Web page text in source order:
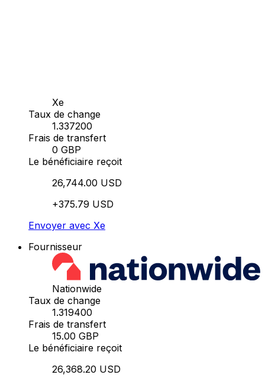
Xe
Taux de change
1.337200
Frais de transfert
0 GBP
Le bénéficiaire reçoit
26,744.00 USD
+375.79 USD
Envoyer avec Xe
Fournisseur
Nationwide
Taux de change
1.319400
Frais de transfert
15.00 GBP
Le bénéficiaire reçoit
26,368.20 USD